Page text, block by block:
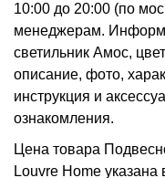
10:00 до 20:00 (по
менеджерам.
светильник Амос,
описание, фото,
инструкция и
ознакомления.
Цена товара
Louvre Home указана